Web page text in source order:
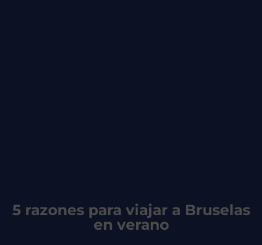
5 razones para viajar a Bruselas
en verano